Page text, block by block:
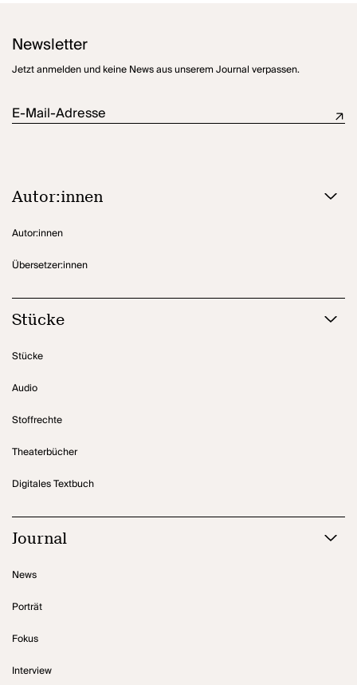
Newsletter
Jetzt anmelden und keine News aus unserem Journal verpassen.
E-Mail-Adresse
Autor:innen
Autor:innen
Übersetzer:innen
Stücke
Stücke
Audio
Stoffrechte
Theaterbücher
Digitales Textbuch
Journal
News
Porträt
Fokus
Interview